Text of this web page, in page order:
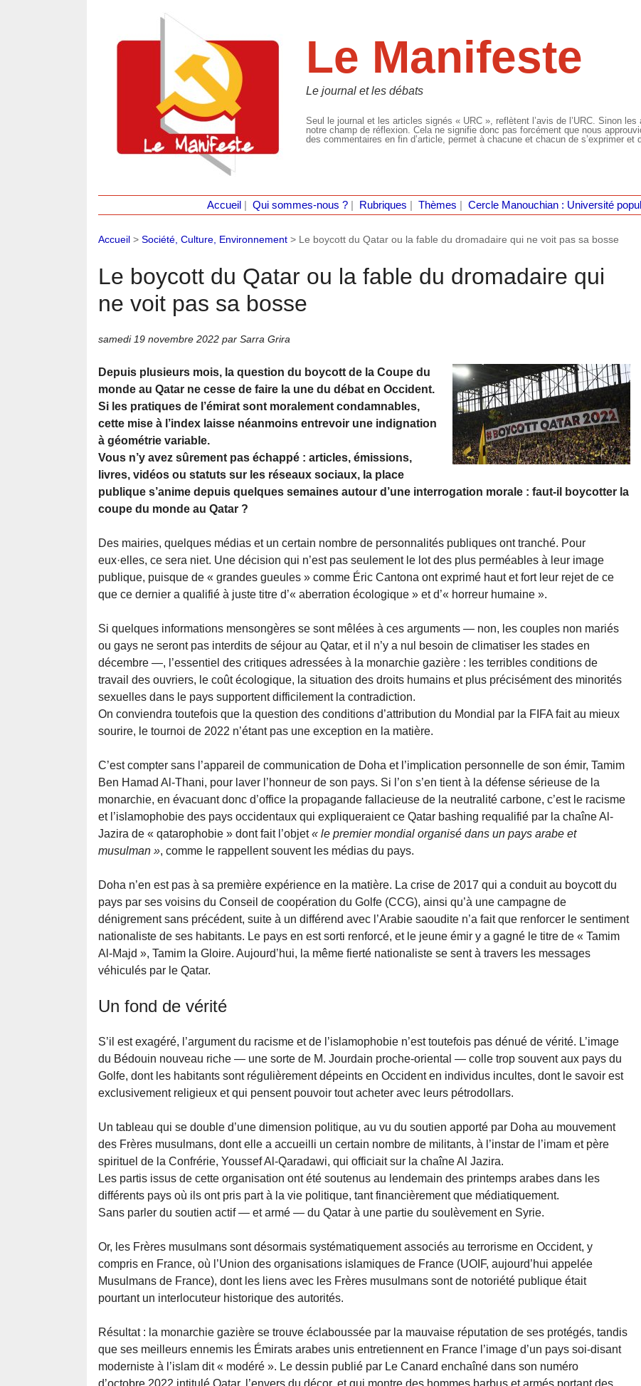
Le Manifeste
Le journal et les débats
Seul le journal et les articles signés « URC », reflètent l’avis de l’URC. Sinon
notre champ de réflexion. Cela ne signifie donc pas forcément que nous
des commentaires en fin d’article, permet à chacune et chacun de s’exprimer et
Accueil Qui sommes-nous ?| Rubriques Thèmes Cercle Manouchian : Université
Accueil > Société, Culture, Environnement > Le boycott du Qatar ou la fable du dromadaire qui ne voit pas sa bosse
Le boycott du Qatar ou la fable du dromadaire qui
ne voit pas sa bosse
samedi 19 novembre 2022 par Sarra Grira
Depuis plusieurs mois, la question du boycott de la Coupe du
monde au Qatar ne cesse de faire la une du débat en Occident.
Si les pratiques de l’émirat sont moralement condamnables,
cette mise à l’index laisse néanmoins entrevoir une indignation
à géométrie variable.
Vous n’y avez sûrement pas échappé : articles, émissions,
livres, vidéos ou statuts sur les réseaux sociaux, la place
publique s’anime depuis quelques semaines autour d’une interrogation morale : faut-il boycotter la
coupe du monde au Qatar ?
Des mairies, quelques médias et un certain nombre de personnalités publiques ont tranché. Pour
eux·elles, ce sera niet. Une décision qui n’est pas seulement le lot des plus perméables à leur image
publique, puisque de « grandes gueules » comme Éric Cantona ont exprimé haut et fort leur rejet de ce
que ce dernier a qualifié à juste titre d’« aberration écologique » et d’« horreur humaine ».
Si quelques informations mensongères se sont mêlées à ces arguments — non, les couples non mariés
ou gays ne seront pas interdits de séjour au Qatar, et il n’y a nul besoin de climatiser les stades en
décembre —, l’essentiel des critiques adressées à la monarchie gazière : les terribles conditions de
travail des ouvriers, le coût écologique, la situation des droits humains et plus précisément des minorités
sexuelles dans le pays supportent difficilement la contradiction.
On conviendra toutefois que la question des conditions d’attribution du Mondial par la FIFA fait au mieux
sourire, le tournoi de 2022 n’étant pas une exception en la matière.
C’est compter sans l’appareil de communication de Doha et l’implication personnelle de son émir, Tamim
Ben Hamad Al-Thani, pour laver l’honneur de son pays. Si l’on s’en tient à la défense sérieuse de la
monarchie, en évacuant donc d’office la propagande fallacieuse de la neutralité carbone, c’est le racisme
et l’islamophobie des pays occidentaux qui expliqueraient ce Qatar bashing requalifié par la chaîne Al-
Jazira de « qatarophobie » dont fait l’objet« le premier mondial organisé dans un pays arabe et
musulman », comme le rappellent souvent les médias du pays.
Doha n’en est pas à sa première expérience en la matière. La crise de 2017 qui a conduit au boycott du
pays par ses voisins du Conseil de coopération du Golfe (CCG), ainsi qu’à une campagne de
dénigrement sans précédent, suite à un différend avec l’Arabie saoudite n’a fait que renforcer le sentiment
nationaliste de ses habitants. Le pays en est sorti renforcé, et le jeune émir y a gagné le titre de « Tamim
Al-Majd », Tamim la Gloire. Aujourd’hui, la même fierté nationaliste se sent à travers les messages
véhiculés par le Qatar.
Un fond de vérité
S’il est exagéré, l’argument du racisme et de l’islamophobie n’est toutefois pas dénué de vérité. L’image
du Bédouin nouveau riche — une sorte de M. Jourdain proche-oriental — colle trop souvent aux pays du
Golfe, dont les habitants sont régulièrement dépeints en Occident en individus incultes, dont le savoir est
exclusivement religieux et qui pensent pouvoir tout acheter avec leurs pétrodollars.
Un tableau qui se double d’une dimension politique, au vu du soutien apporté par Doha au mouvement
des Frères musulmans, dont elle a accueilli un certain nombre de militants, à l’instar de l’imam et père
spirituel de la Confrérie, Youssef Al-Qaradawi, qui officiait sur la chaîne Al Jazira.
Les partis issus de cette organisation ont été soutenus au lendemain des printemps arabes dans les
différents pays où ils ont pris part à la vie politique, tant financièrement que médiatiquement.
Sans parler du soutien actif — et armé — du Qatar à une partie du soulèvement en Syrie.
Or, les Frères musulmans sont désormais systématiquement associés au terrorisme en Occident, y
compris en France, où l’Union des organisations islamiques de France (UOIF, aujourd’hui appelée
Musulmans de France), dont les liens avec les Frères musulmans sont de notoriété publique était
pourtant un interlocuteur historique des autorités.
Résultat : la monarchie gazière se trouve éclaboussée par la mauvaise réputation de ses protégés, tandis
que ses meilleurs ennemis les Émirats arabes unis entretiennent en France l’image d’un pays soi-disant
moderniste à l’islam dit « modéré ». Le dessin publié par Le Canard enchaîné dans son numéro